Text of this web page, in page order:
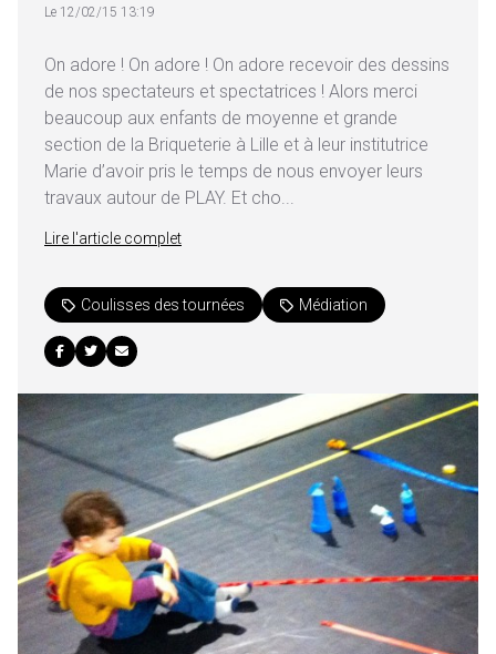
Le 12/02/15 13:19
On adore ! On adore ! On adore recevoir des dessins
de nos spectateurs et spectatrices ! Alors merci
beaucoup aux enfants de moyenne et grande
section de la Briqueterie à Lille et à leur institutrice
Marie d’avoir pris le temps de nous envoyer leurs
travaux autour de PLAY. Et cho...
Lire l'article complet
Coulisses des tournées Médiation